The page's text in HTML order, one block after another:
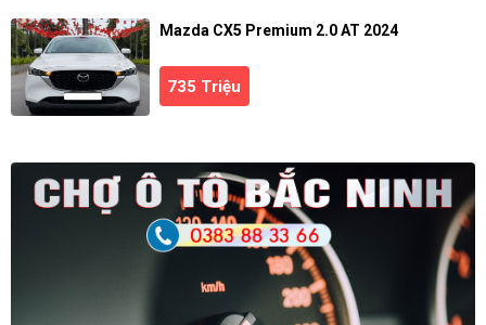
Mazda CX5 Premium 2.0 AT 2024
735 Triệu